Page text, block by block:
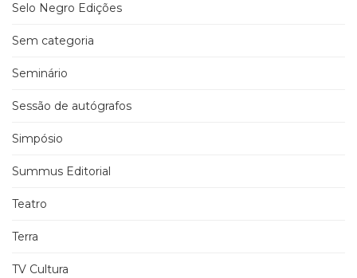
Selo Negro Edições
Sem categoria
Seminário
Sessão de autógrafos
Simpósio
Summus Editorial
Teatro
Terra
TV Cultura